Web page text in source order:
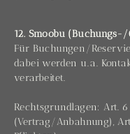
12. Smoobu
Für Buchungen/
dabei werden u. a.
verarbeitet.
Rechtsgrundlagen: Art. 6
(Vertrag/Anbahnung),